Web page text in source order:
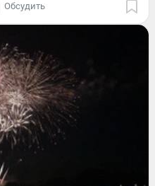
Обсудить